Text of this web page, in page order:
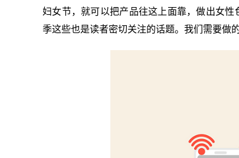
妇女节，就可以把产品往这上面靠，做出女
季这些也是读者密切关注的话题。我们需要做